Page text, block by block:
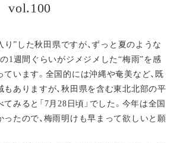
”した秋田県ですが、ずっと夏のような
1週間ぐらいがジメジメした“梅雨”を感
ています。全国的には沖縄や奄美など、既
もありますが、秋田県を含む東北北部の平
みると「7月28日頃」でした。今年は全国
ったので、梅雨明けも早まって欲しいと願